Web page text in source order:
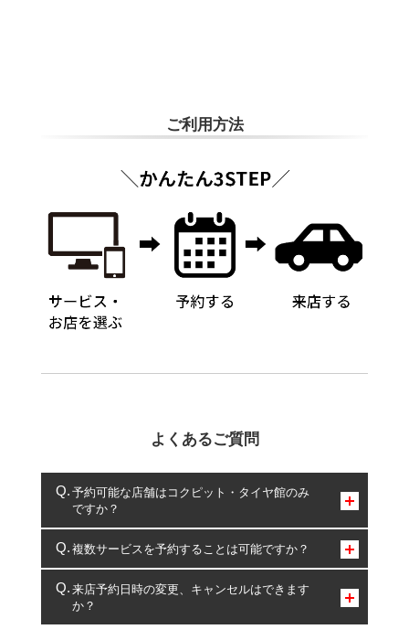
ご利用方法
よくあるご質問
予約可能な店舗はコクピット・タイヤ館のみ
ですか？
コクピット・タイヤ館のみとなります。
複数サービスを予約することは可能ですか？
複数サービスのご予約は可能です。
一部の商品・サービスの組み合わせに限り、同時にご予約が
出来ないものもございます。
来店予約日時の変更、キャンセルはできます
か？